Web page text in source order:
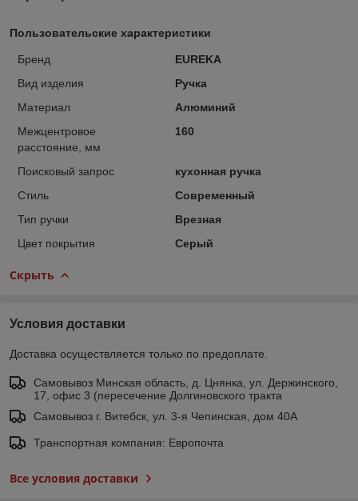
Пользовательские характеристики
Бренд
EUREKA
Вид изделия
Ручка
Материал
Алюминий
Межцентровое
расстояние, мм
160
Поисковый запрос
кухонная ручка
Стиль
Современный
Тип ручки
Врезная
Цвет покрытия
Серый
Скрыть
Условия доставки
Доставка осуществляется только по предоплате.
Самовывоз Минская область, д. Цнянка, ул. Держинского,
17, офис 3 (пересечение Долгиновского тракта
Самовывоз г. Витебск, ул. 3-я Чепинская, дом 40А
Транспортная компания: Европочта
Все условия доставки